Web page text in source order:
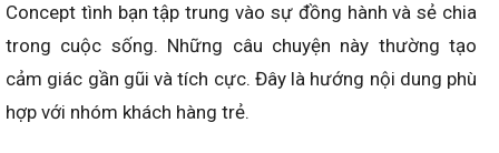
Concept tình bạn tập trung vào sự đồng hành và sẻ chia
trong cuộc sống. Những câu chuyện này thường tạo
cảm giác gần gũi và tích cực. Đây là hướng nội dung phù
hợp với nhóm khách hàng trẻ.